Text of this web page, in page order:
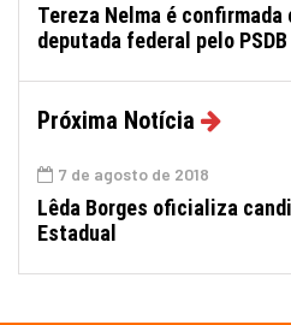
Tereza Nelma é confirmada
deputada federal pelo PSDB
Próxima Notícia
7 de agosto de 2018
Lêda Borges oficializa
Estadual